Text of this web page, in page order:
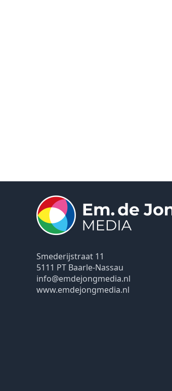
Smederijstraat 11
5111 PT Baarle-Nassau
info@emdejongmedia.nl
www.emdejongmedia.nl